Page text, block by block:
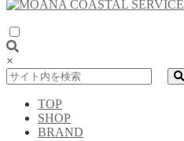
×
TOP
SHOP
BRAND